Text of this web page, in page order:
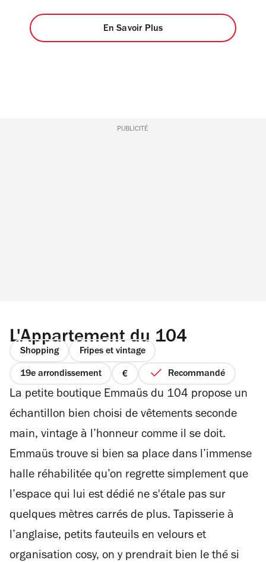
En Savoir Plus
PUBLICITÉ
L'Appartement du 104
Shopping Fripes et vintage
19e arrondissement
prix
1
sur
Recommandé
La petite boutique Emmaüs du 104 propose un
échantillon bien choisi de vêtements seconde
main, vintage à l’honneur comme il se doit.
Emmaüs trouve si bien sa place dans l’immense
halle réhabilitée qu’on regrette simplement que
l’espace qui lui est dédié ne s'étale pas sur
quelques mètres carrés de plus. Tapisserie à
l’anglaise, petits fauteuils en velours et
organisation cosy, on y prendrait bien le thé si